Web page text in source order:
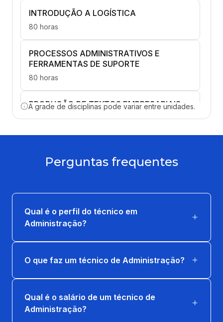
INTRODUÇÃO A LOGÍSTICA
80 horas
PROCESSOS ADMINISTRATIVOS E
FERRAMENTAS DE SUPORTE
80 horas
PRODUÇÃO DE TEXTOS EMPRESARIAIS
40 horas
80 horas
GESTÃO DE PESSOAS, LIDERANÇA E
GESTÃO DE PRODUÇÕES E OPERAÇÕES
GESTÃO FINANCEIRA E ORCAMENTÁRIA
A grade de disciplinas pode variar entre unidades.
Perguntas frequentes
Qual é o perfil do técnico em
Administração?
O que faz um técnico de Administração?
Qual é o salário de um técnico de
Administração?